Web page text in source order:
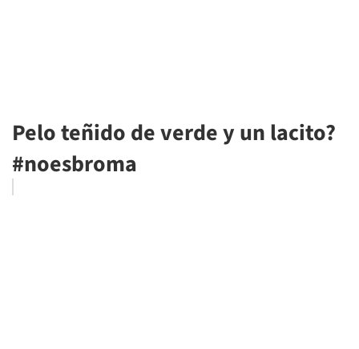
Pelo teñido de verde y un lacito?
#noesbroma